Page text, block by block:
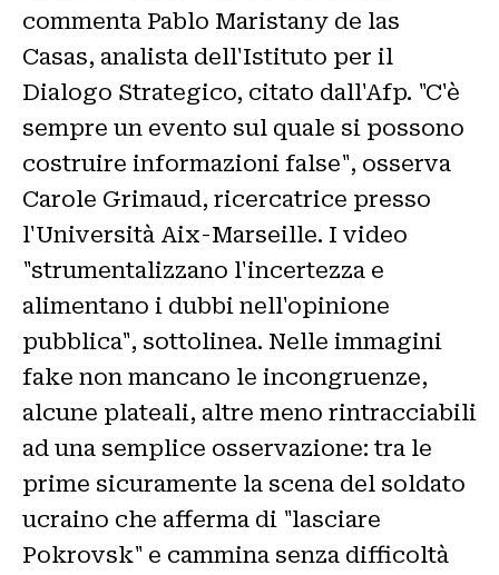
commenta Pablo Maristany de las
Casas, analista dell'Istituto per il
Dialogo Strategico, citato dall'Afp. "C'è
sempre un evento sul quale si possono
costruire informazioni false", osserva
Carole Grimaud, ricercatrice presso
l'Università Aix-Marseille. I video
"strumentalizzano l'incertezza e
alimentano i dubbi nell'opinione
pubblica", sottolinea. Nelle immagini
fake non mancano le incongruenze,
alcune plateali, altre meno rintracciabili
ad una semplice osservazione: tra le
prime sicuramente la scena del soldato
ucraino che afferma di "lasciare
Pokrovsk" e cammina senza difficoltà